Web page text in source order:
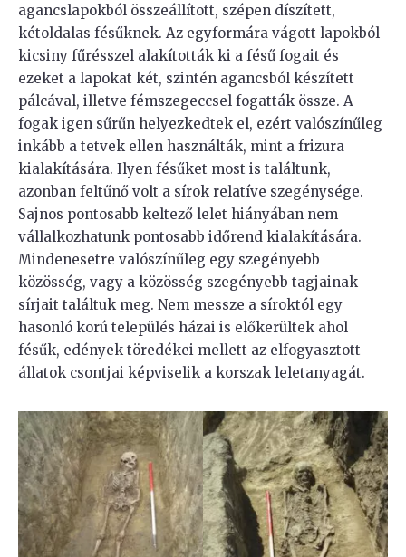
agancslapokból összeállított, szépen díszített,
kétoldalas fésűknek. Az egyformára vágott lapokból
kicsiny fűrésszel alakították ki a fésű fogait és
ezeket a lapokat két, szintén agancsból készített
pálcával, illetve fémszegeccsel fogatták össze. A
fogak igen sűrűn helyezkedtek el, ezért valószínűleg
inkább a tetvek ellen használták, mint a frizura
kialakítására. Ilyen fésűket most is találtunk,
azonban feltűnő volt a sírok relatíve szegénysége.
Sajnos pontosabb keltező lelet hiányában nem
vállalkozhatunk pontosabb időrend kialakítására.
Mindenesetre valószínűleg egy szegényebb
közösség, vagy a közösség szegényebb tagjainak
sírjait találtuk meg. Nem messze a síroktól egy
hasonló korú település házai is előkerültek ahol
fésűk, edények töredékei mellett az elfogyasztott
állatok csontjai képviselik a korszak leletanyagát.